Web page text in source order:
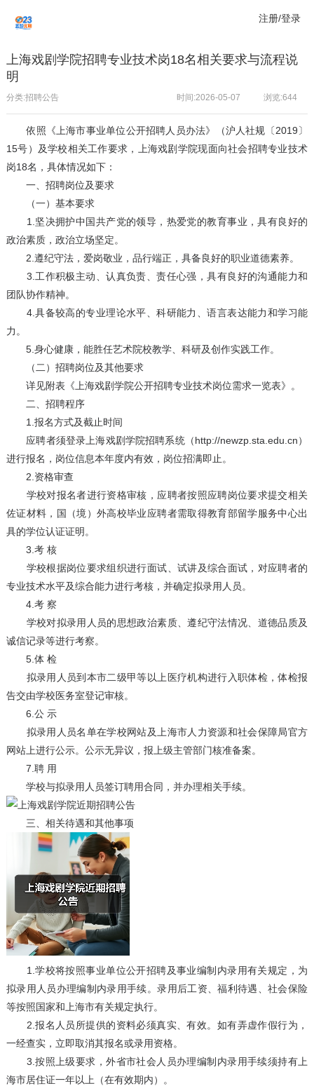
注册/登录
上海戏剧学院招聘专业技术岗18名相关要求与流程说
明
分类:招聘公告 浏览:644
时间:2026-05-07
依照《上海市事业单位公开招聘人员办法》（沪人社规〔2019〕
15号）及学校相关工作要求，上海戏剧学院现面向社会招聘专业技术
岗18名，具体情况如下：
一、招聘岗位及要求
（一）基本要求
1.坚决拥护中国共产党的领导，热爱党的教育事业，具有良好的
政治素质，政治立场坚定。
2.遵纪守法，爱岗敬业，品行端正，具备良好的职业道德素养。
3.工作积极主动、认真负责、责任心强，具有良好的沟通能力和
团队协作精神。
4.具备较高的专业理论水平、科研能力、语言表达能力和学习能
力。
5.身心健康，能胜任艺术院校教学、科研及创作实践工作。
（二）招聘岗位及其他要求
详见附表《上海戏剧学院公开招聘专业技术岗位需求一览表》。
二、招聘程序
1.报名方式及截止时间
应聘者须登录上海戏剧学院招聘系统（http://newzp.sta.edu.cn）
进行报名，岗位信息本年度内有效，岗位招满即止。
2.资格审查
学校对报名者进行资格审核，应聘者按照应聘岗位要求提交相关
佐证材料，国（境）外高校毕业应聘者需取得教育部留学服务中心出
具的学位认证证明。
3.考 核
学校根据岗位要求组织进行面试、试讲及综合面试，对应聘者的
专业技术水平及综合能力进行考核，并确定拟录用人员。
4.考 察
学校对拟录用人员的思想政治素质、遵纪守法情况、道德品质及
诚信记录等进行考察。
5.体 检
拟录用人员到本市二级甲等以上医疗机构进行入职体检，体检报
告交由学校医务室登记审核。
6.公 示
拟录用人员名单在学校网站及上海市人力资源和社会保障局官方
网站上进行公示。公示无异议，报上级主管部门核准备案。
7.聘 用
学校与拟录用人员签订聘用合同，并办理相关手续。
三、相关待遇和其他事项
1.学校将按照事业单位公开招聘及事业编制内录用有关规定，为
拟录用人员办理编制内录用手续。录用后工资、福利待遇、社会保险
等按照国家和上海市有关规定执行。
2.报名人员所提供的资料必须真实、有效。如有弄虚作假行为，
一经查实，立即取消其报名或录用资格。
3.按照上级要求，外省市社会人员办理编制内录用手续须持有上
海市居住证一年以上（在有效期内）。